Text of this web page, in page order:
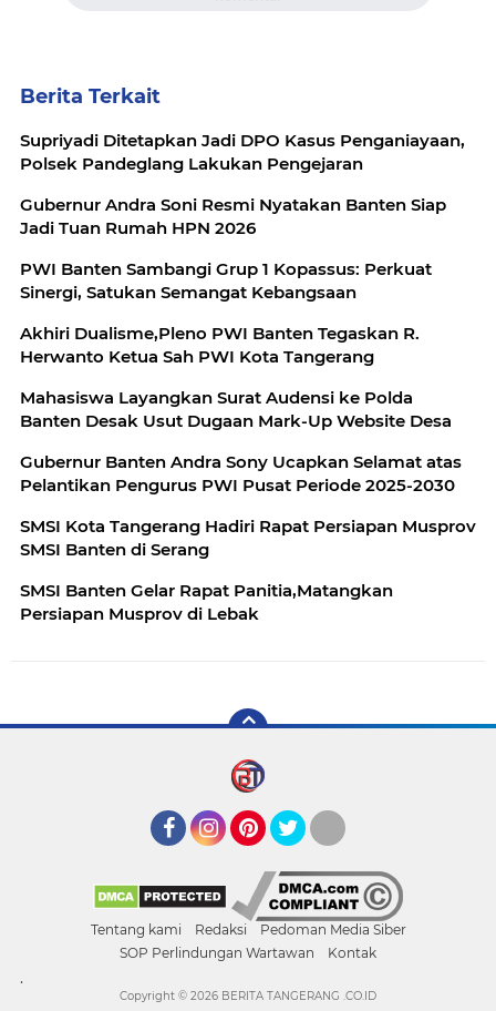
Berita Terkait
Supriyadi Ditetapkan Jadi DPO Kasus Penganiayaan,
Polsek Pandeglang Lakukan Pengejaran
Gubernur Andra Soni Resmi Nyatakan Banten Siap
Jadi Tuan Rumah HPN 2026
PWI Banten Sambangi Grup 1 Kopassus: Perkuat
Sinergi, Satukan Semangat Kebangsaan
Akhiri Dualisme,Pleno PWI Banten Tegaskan R.
Herwanto Ketua Sah PWI Kota Tangerang
Mahasiswa Layangkan Surat Audensi ke Polda
Banten Desak Usut Dugaan Mark-Up Website Desa
Gubernur Banten Andra Sony Ucapkan Selamat atas
Pelantikan Pengurus PWI Pusat Periode 2025-2030
SMSI Kota Tangerang Hadiri Rapat Persiapan Musprov
SMSI Banten di Serang
SMSI Banten Gelar Rapat Panitia,Matangkan
Persiapan Musprov di Lebak
Tentang kami Redaksi
Pedoman Media Siber
SOP Perlindungan Wartawan
Kontak
.
Copyright © 2026 BERITA TANGERANG .CO.ID